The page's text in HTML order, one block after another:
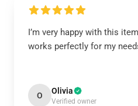
I’m very happy with this
works perfectly for my
O Olivia
Verified owner